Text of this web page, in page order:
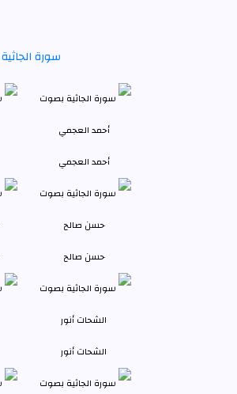
سورة الجاثية mp3 :
أحمد العجمي
حسن صالح
الشحات أنور